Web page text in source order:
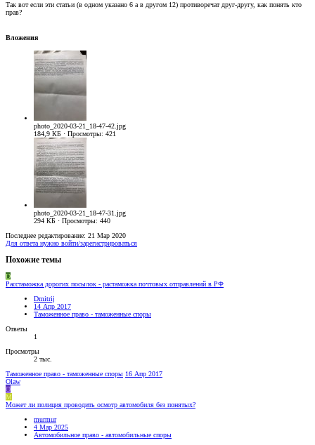
Так вот если эти статьи (в одном указано 6 а в другом 12) противоречат друг-другу, как понять кто
прав?
Вложения
photo_2020-03-21_18-47-42.jpg
184,9 КБ · Просмотры: 421
photo_2020-03-21_18-47-31.jpg
294 КБ · Просмотры: 440
Последнее редактирование: 21 Мар 2020
Для ответа нужно войти/зарегистрироваться
Похожие темы
D
Расстаможка дорогих посылок - растаможка почтовых отправлений в РФ
Dmitrij
14 Апр 2017
Таможенное право - таможенные споры
Ответы
1
Просмотры
2 тыс.
Таможенное право - таможенные споры 16 Апр 2017
Olaw
O
M
Может ли полиция проводить осмотр автомобиля без понятых?
murmur
4 Мар 2025
Автомобильное право - автомобильные споры